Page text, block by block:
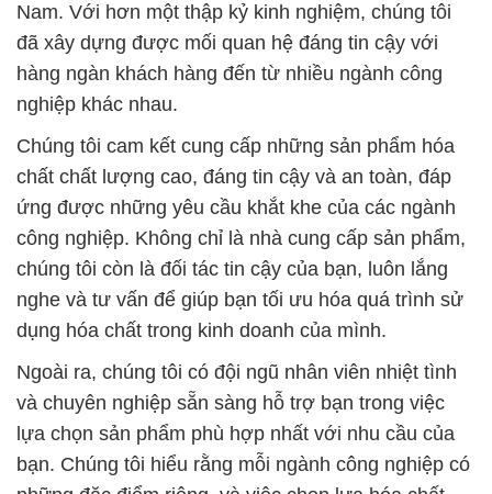
Nam. Với hơn một thập kỷ kinh nghiệm, chúng tôi
đã xây dựng được mối quan hệ đáng tin cậy với
hàng ngàn khách hàng đến từ nhiều ngành công
nghiệp khác nhau.
Chúng tôi cam kết cung cấp những sản phẩm hóa
chất chất lượng cao, đáng tin cậy và an toàn, đáp
ứng được những yêu cầu khắt khe của các ngành
công nghiệp. Không chỉ là nhà cung cấp sản phẩm,
chúng tôi còn là đối tác tin cậy của bạn, luôn lắng
nghe và tư vấn để giúp bạn tối ưu hóa quá trình sử
dụng hóa chất trong kinh doanh của mình.
Ngoài ra, chúng tôi có đội ngũ nhân viên nhiệt tình
và chuyên nghiệp sẵn sàng hỗ trợ bạn trong việc
lựa chọn sản phẩm phù hợp nhất với nhu cầu của
bạn. Chúng tôi hiểu rằng mỗi ngành công nghiệp có